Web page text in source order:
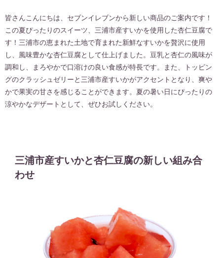
皆さんこんにちは、セブンイレブンから新しい商品のご案内です！
この夏ぴったりのスイーツ、三浦市産すいかを使用した杏仁豆腐で
す！三浦市の恵まれた土地で育まれた新鮮なすいかを贅沢に使用
し、風味豊かな杏仁豆腐として仕上げました。豆乳と杏仁の風味が
調和し、まろやかで口溶けの良い食感が特長です。また、トッピン
グのクラッシュゼリーと三浦市産すいかがアクセントとなり、爽や
かで果実の甘さを感じることができます。夏の暑い日にぴったりの
涼やかなデザートとして、ぜひお試しください。
三浦市産すいかと杏仁豆腐の新しい組み合
わせ